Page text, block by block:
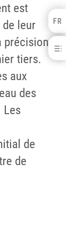
Kulzer Benelux FR
FRANÇAIS
NEDERLANDS
Pins
BÉNÉFICES
CONTACT
est
leur
précision
tiers.
aux
des
Les
de
de